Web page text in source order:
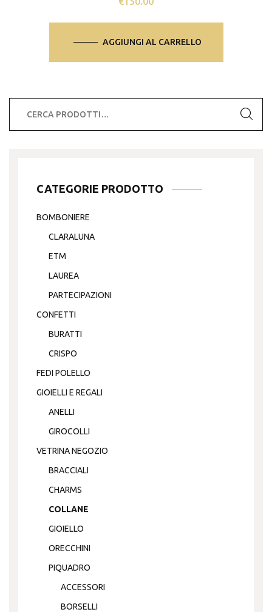
AGGIUNGI AL CARRELLO
CATEGORIE PRODOTTO
BOMBONIERE
CLARALUNA
ETM
LAUREA
PARTECIPAZIONI
CONFETTI
BURATTI
CRISPO
FEDI POLELLO
GIOIELLI E REGALI
ANELLI
GIROCOLLI
VETRINA NEGOZIO
BRACCIALI
CHARMS
COLLANE
GIOIELLO
ORECCHINI
PIQUADRO
ACCESSORI
BORSELLI